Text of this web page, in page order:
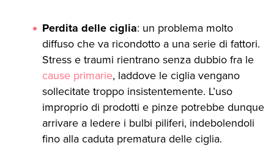
Perdita delle ciglia: un problema molto
diffuso che va ricondotto a una serie di fattori.
Stress e traumi rientrano senza dubbio fra le
cause primarie, laddove le ciglia vengano
sollecitate troppo insistentemente. L’uso
improprio di prodotti e pinze potrebbe dunque
arrivare a ledere i bulbi piliferi, indebolendoli
fino alla caduta prematura delle ciglia.